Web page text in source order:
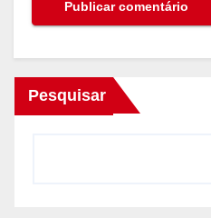
Pesquisar